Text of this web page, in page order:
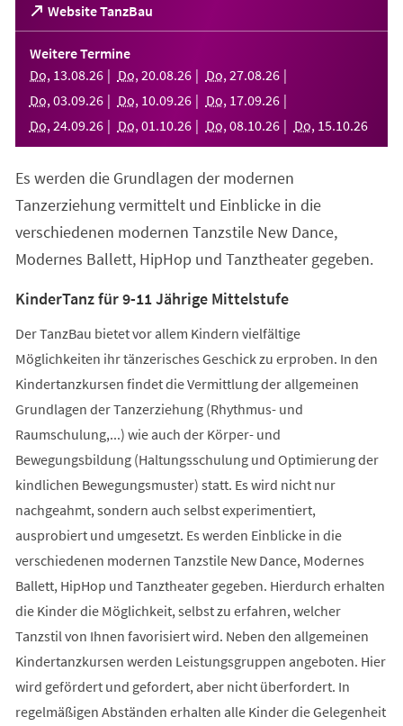
Website TanzBau
(Öffnet
in
einem
neuen
Tab)
Weitere Termine
Do, 13.08.26 Do, 20.08.26 Do, 27.08.26
Do, 03.09.26 Do, 10.09.26 Do, 17.09.26
Do, 24.09.26 Do, 01 .10.26 Do, 08.10.26 Do, 15.10.26
Es werden die Grundlagen der modernen
Tanzerziehung vermittelt und Einblicke in die
verschiedenen modernen Tanzstile New Dance,
Modernes Ballett, HipHop und Tanztheater gegeben.
KinderTanz für 9-11 Jährige Mittelstufe
Der TanzBau bietet vor allem Kindern vielfältige
Möglichkeiten ihr tänzerisches Geschick zu erproben. In den
Kindertanzkursen findet die Vermittlung der allgemeinen
Grundlagen der Tanzerziehung (Rhythmus- und
Raumschulung,...) wie auch der Körper- und
Bewegungsbildung (Haltungsschulung und Optimierung der
kindlichen Bewegungsmuster) statt. Es wird nicht nur
nachgeahmt, sondern auch selbst experimentiert,
ausprobiert und umgesetzt. Es werden Einblicke in die
verschiedenen modernen Tanzstile New Dance, Modernes
Ballett, HipHop und Tanztheater gegeben. Hierdurch erhalten
die Kinder die Möglichkeit, selbst zu erfahren, welcher
Tanzstil von Ihnen favorisiert wird. Neben den allgemeinen
Kindertanzkursen werden Leistungsgruppen angeboten. Hier
wird gefördert und gefordert, aber nicht überfordert. In
regelmäßigen Abständen erhalten alle Kinder die Gelegenheit